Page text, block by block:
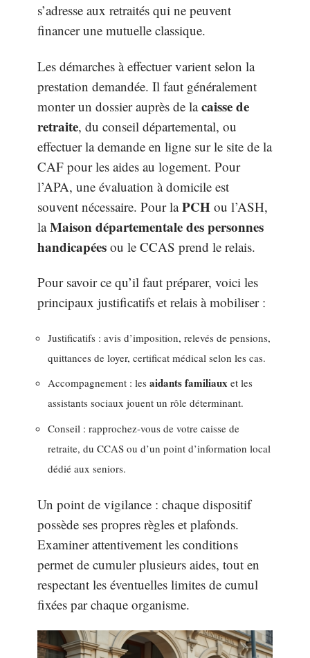
s’adresse aux retraités qui ne peuvent
financer une mutuelle classique.
Les démarches à effectuer varient selon la
prestation demandée. Il faut généralement
monter un dossier auprès de lacaisse de
retraite, du conseil départemental, ou
effectuer la demande en ligne sur le site de la
CAF pour les aides au logement. Pour
l’APA, une évaluation à domicile est
souvent nécessaire. Pour laPCH ou l’ASH,
laMaison départementale des personnes
handicapées ou le CCAS prend le relais.
Pour savoir ce qu’il faut préparer, voici les
principaux justificatifs et relais à mobiliser :
Justificatifs : avis d’imposition, relevés de pensions,
quittances de loyer, certificat médical selon les cas.
Accompagnement : les aidants familiaux et les
assistants sociaux jouent un rôle déterminant.
Conseil : rapprochez-vous de votre caisse de
retraite, du CCAS ou d’un point d’information local
dédié aux seniors.
Un point de vigilance : chaque dispositif
possède ses propres règles et plafonds.
Examiner attentivement les conditions
permet de cumuler plusieurs aides, tout en
respectant les éventuelles limites de cumul
fixées par chaque organisme.